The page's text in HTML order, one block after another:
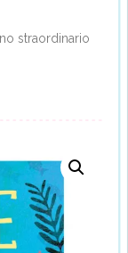
straordinario